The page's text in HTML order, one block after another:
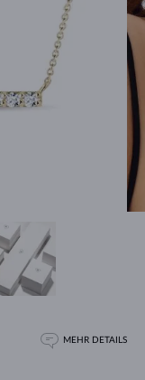
MEHR DETAILS